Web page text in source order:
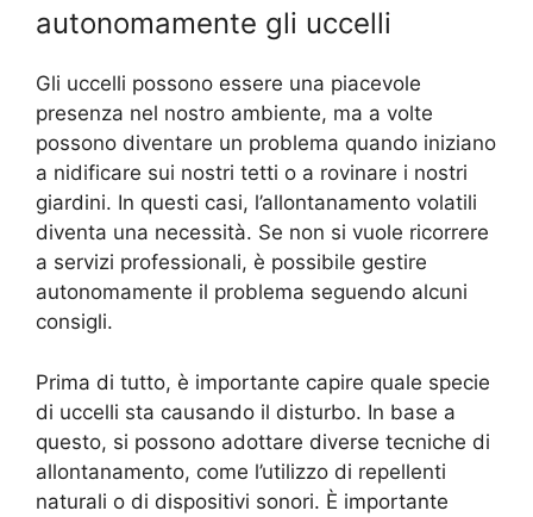
autonomamente gli uccelli
Gli uccelli possono essere una piacevole
presenza nel nostro ambiente, ma a volte
possono diventare un problema quando iniziano
a nidificare sui nostri tetti o a rovinare i nostri
giardini. In questi casi, l’allontanamento volatili
diventa una necessità. Se non si vuole ricorrere
a servizi professionali, è possibile gestire
autonomamente il problema seguendo alcuni
consigli.
Prima di tutto, è importante capire quale specie
di uccelli sta causando il disturbo. In base a
questo, si possono adottare diverse tecniche di
allontanamento, come l’utilizzo di repellenti
naturali o di dispositivi sonori. È importante